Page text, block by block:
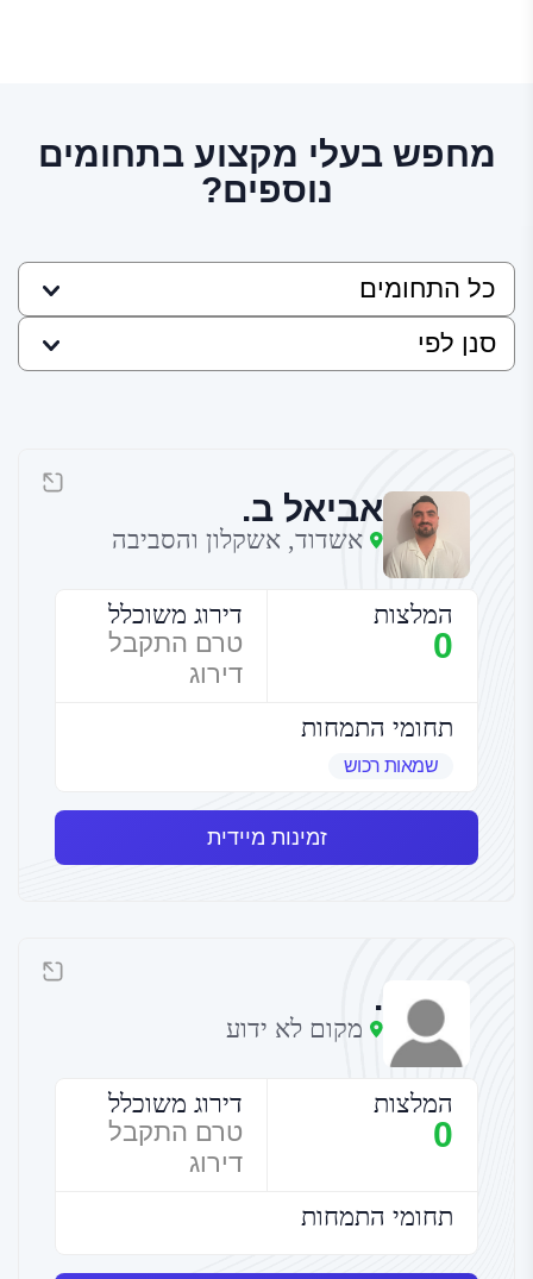
מחפש בעלי מקצוע בתחומים
נוספים?
אביאל ב.
אשדוד, אשקלון והסביבה
המלצות
0
דירוג משוכלל
טרם התקבל
דירוג
תחומי התמחות
שמאות רכוש
זמינות מיידית
.
מקום לא ידוע
המלצות
0
דירוג משוכלל
טרם התקבל
דירוג
תחומי התמחות